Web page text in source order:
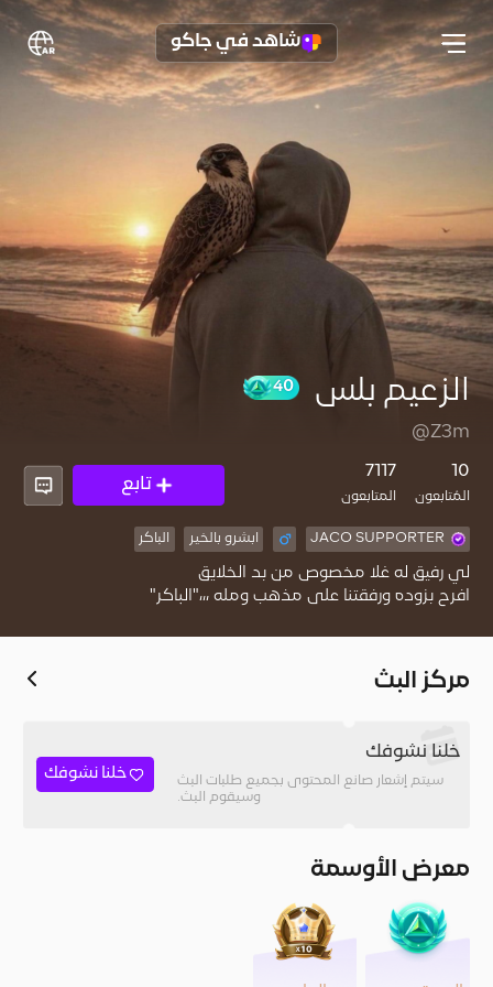
شاهد في جاكو
الزعيم بلس
@Z3m
10
المُتابعون
7117
المتابعون
تابع
JACO SUPPORTER ابشرو بالخير الباكر
لي رفيق له غلا مخصوص من بد الخلايق
افرح بزوده ورفقتنا على مذهب ومله ،،،"الباكر"
مركز البث
خلنا نشوفك
سيتم إشعار صانع المحتوى بجميع طلبات البث
وسيقوم البث.
خلنا نشوفك
معرض الأوسمة